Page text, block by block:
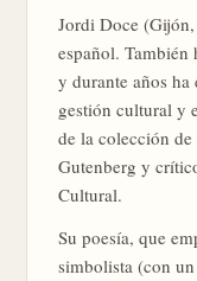
Jordi Doce
español. También
y durante años ha
gestión cultural y
de la colección
Gutenberg y
Cultural.
Su poesía, que
simbolista (con